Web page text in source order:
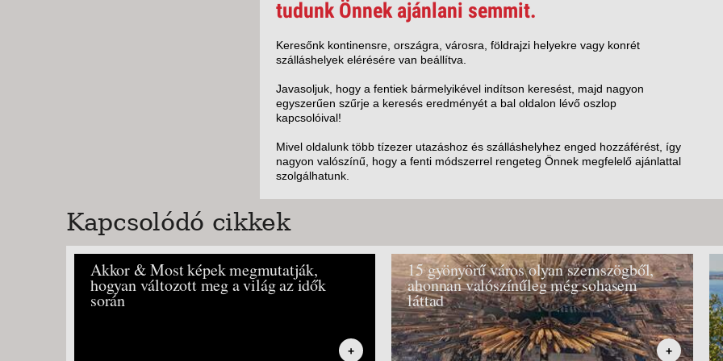
KÖZVETLEN
TENGERPARTI
SZÁLLODÁK
CSÚSZDÁVAL
BUDAVÁR TOURS
tudunk Önnek ajánlani semmit.
Keresőnk kontinensre, országra, városra, földrajzi helyekre vagy konrét
szálláshelyek elérésére van beállítva.
Javasoljuk, hogy a fentiek bármelyikével indítson keresést, majd nagyon
egyszerűen szűrje a keresés eredményét a bal oldalon lévő oszlop
kapcsolóival!
Mivel oldalunk több tízezer utazáshoz és szálláshelyhez enged hozzáférést, így
nagyon valószínű, hogy a fenti módszerrel rengeteg Önnek megfelelő ajánlattal
szolgálhatunk.
Kapcsolódó cikkek
Akkor & Most képek megmutatják,
hogyan változott meg a világ az idők
során
+
15 gyönyörű város olyan szemszögből,
ahonnan valószínűleg még sohasem
láttad
+